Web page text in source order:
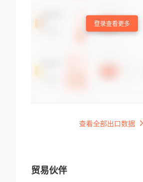
登录查看更多
查看全部出口数据
贸易伙伴